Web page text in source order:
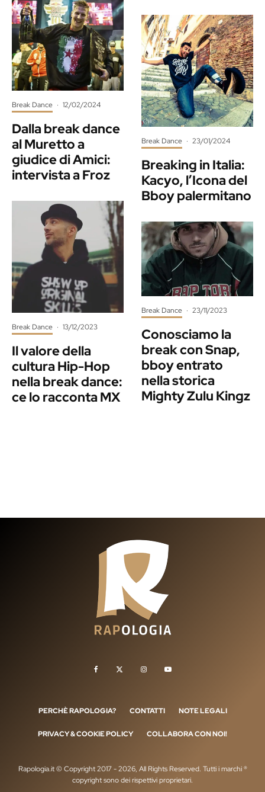
Break Dance · 12/02/2024
Dalla break dance
al Muretto a
giudice di Amici:
intervista a Froz
Break Dance · 13/12/2023
Il valore della
cultura Hip-Hop
nella break dance:
ce lo racconta MX
Break Dance · 23/01/2024
Breaking in Italia:
Kacyo, l’Icona del
Bboy palermitano
Break Dance · 23/11/2023
Conosciamo la
break con Snap,
bboy entrato
nella storica
Mighty Zulu Kingz
PERCHÈ RAPOLOGIA? CONTATTI NOTE LEGALI
PRIVACY & COOKIE POLICY COLLABORA CON NOI!
Rapologia.it © Copyright 2017 - 2026, All Rights Reserved. Tutti i marchi ®
copyright sono dei rispettivi proprietari.